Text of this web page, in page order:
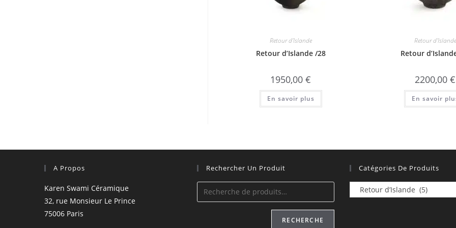
Retour d'Islande
Retour d’Islande /28
1950,00€
En savoir plus
Retour d'Islande
Retour
2200,00€
En savoir
A Propos
Karen Swami Céramique
32, rue Monsieur Le Prince
75006 Paris
Rechercher Un Produit
RECHERCHE
Catégories De Produits